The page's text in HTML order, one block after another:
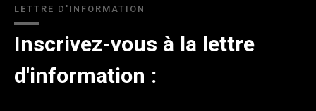
LETTRE D'INFORMATION
Inscrivez-vous à la lettre
d'information :